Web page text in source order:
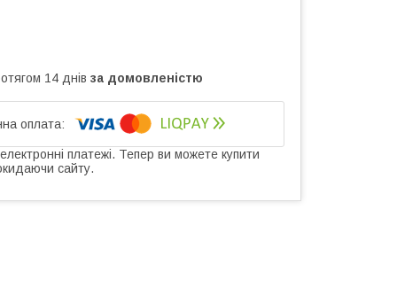
14 днів за домовленістю
платежі. Тепер ви можете купити
сайту.